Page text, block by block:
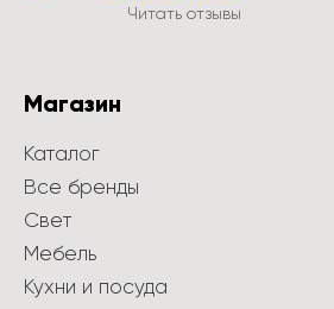
Читать отзывы
Магазин
Каталог
Все бренды
Свет
Мебель
Кухни и посуда